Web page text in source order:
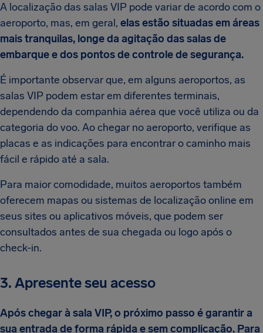
A localização das salas VIP pode variar de acordo com o
aeroporto, mas, em geral, elas estão situadas em áreas
mais tranquilas, longe da agitação das salas de
embarque e dos pontos de controle de segurança.
É importante observar que, em alguns aeroportos, as
salas VIP podem estar em diferentes terminais,
dependendo da companhia aérea que você utiliza ou da
categoria do voo. Ao chegar no aeroporto, verifique as
placas e as indicações para encontrar o caminho mais
fácil e rápido até a sala.
Para maior comodidade, muitos aeroportos também
oferecem mapas ou sistemas de localização online em
seus sites ou aplicativos móveis, que podem ser
consultados antes de sua chegada ou logo após o
check-in.
3. Apresente seu acesso
Após chegar à sala VIP, o próximo passo é garantir a
sua entrada de forma rápida e sem complicação. Para